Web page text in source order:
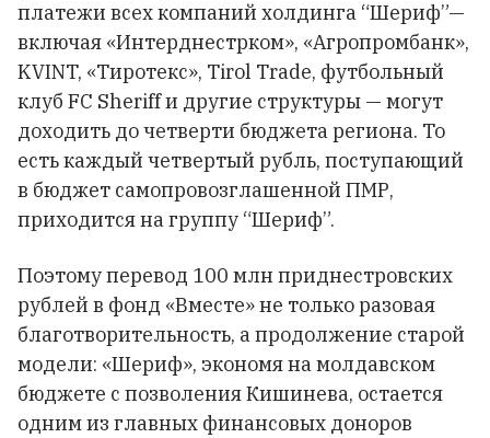
платежи всех компаний холдинга “Шериф”—
включая «Интерднестрком», «Агропромбанк»,
KVINT, «Тиротекс», Tirol Trade, футбольный
клуб FC Sheriff и другие структуры — могут
доходить до четверти бюджета региона. То
есть каждый четвертый рубль, поступающий
в бюджет самопровозглашенной ПМР,
приходится на группу “Шериф”.
Поэтому перевод 100 млн приднестровских
рублей в фонд «Вместе» не только разовая
благотворительность, а продолжение старой
модели: «Шериф», экономя на молдавском
бюджете с позволения Кишинева, остается
одним из главных финансовых доноров